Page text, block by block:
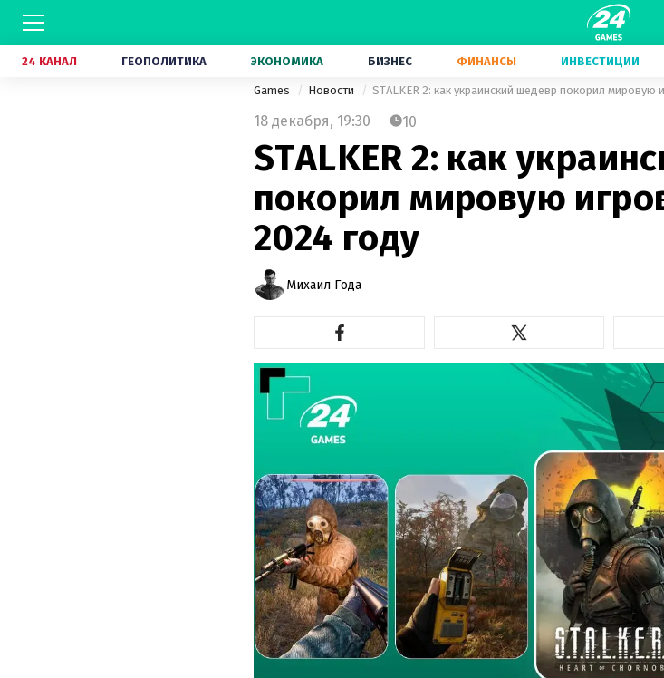
24 КАНАЛ ГЕОПОЛИТИКА ЭКОНОМИКА БИЗНЕС ФИНАНСЫ ИНВЕСТИЦИИ
Games Новости STALKER 2: как украинский шедевр покорил
18 декабря, 19:30 10
STALKER 2: как
покорил мировую
2024 году
Михаил Года